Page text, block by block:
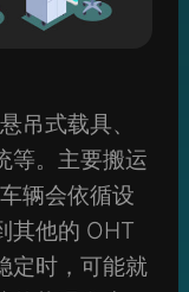
吊式载具、
等。主要搬运
辆会依循设
其他的 OHT
定时，可能就